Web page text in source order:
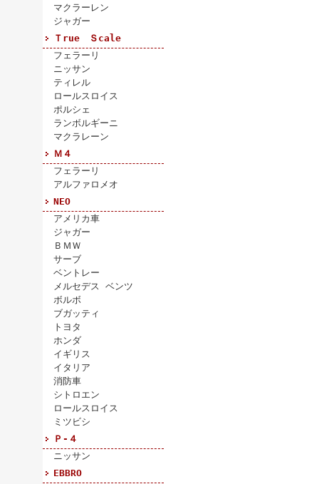
マクラーレン
ジャガー
Ｔrue Ｓcale
フェラーリ
ニッサン
ティレル
ロールスロイス
ポルシェ
ランボルギーニ
マクラレーン
Ｍ４
フェラーリ
アルファロメオ
NEO
アメリカ車
ジャガー
ＢＭＷ
サーブ
ベントレー
メルセデス ベンツ
ボルボ
ブガッティ
トヨタ
ホンダ
イギリス
イタリア
消防車
シトロエン
ロールスロイス
ミツビシ
Ｐ-４
ニッサン
EBBRO